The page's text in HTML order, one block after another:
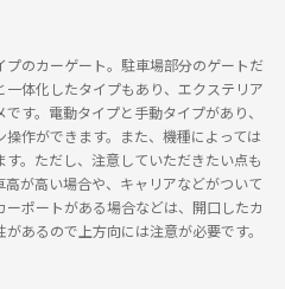
のカーゲート。駐車場部分のゲートだ
体化したタイプもあり、エクステリア
す。電動タイプと手動タイプがあり、
作ができます。また、機種によっては
。ただし、注意していただきたい点も
が高い場合や、キャリアなどがついて
ポートがある場合などは、開口したカ
あるので上方向には注意が必要です。